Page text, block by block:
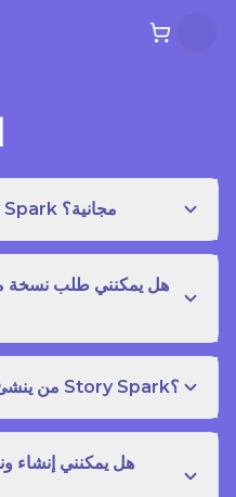
هل قراءة مكتبة مجتمع Story Spark مجانية؟
هل يمكنني طلب نسخة
من ينشئ كتب قصص في مكتبة مجتمع Story Spark؟
هل يمكنني